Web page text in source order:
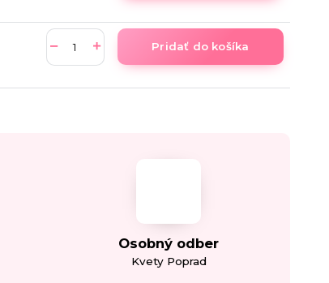
Pridať do košíka
Osobný odber
Kvety Poprad